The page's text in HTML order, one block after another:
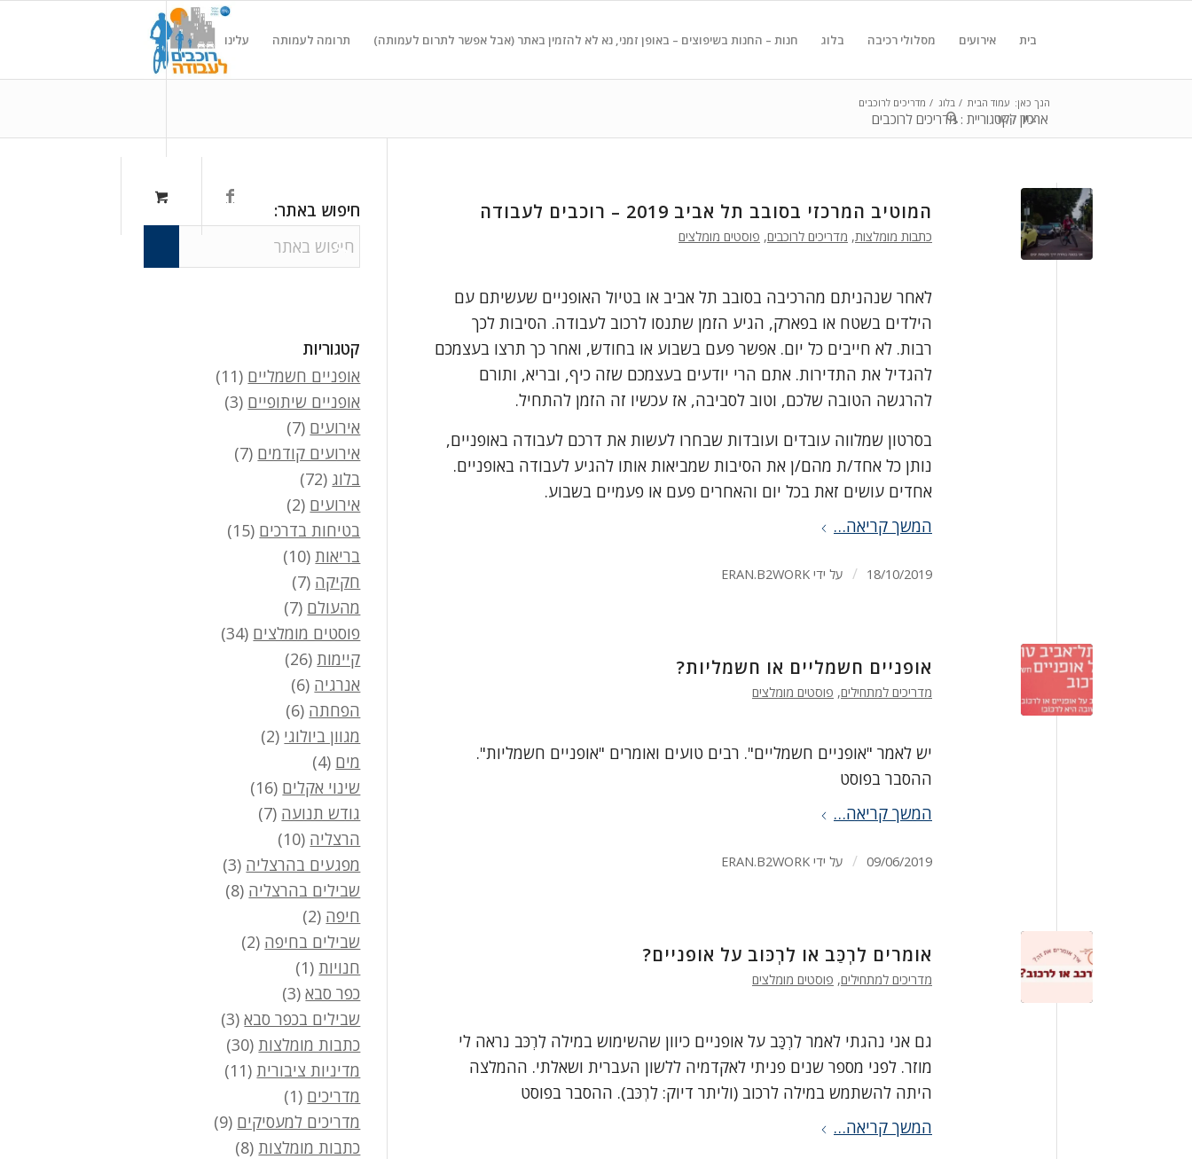
בית אירועים מסלולי רכיבה בלוג חנות – החנות בשיפוצים – באופן זמני, נא לא להזמין באתר (אבל אפשר לתרום לעמותה) תרומה לעמותה עלינו
צור קשר
ארכיון לקטגוריית : מדריכים לרוכבים
הנך כאן: עמוד הבית / בלוג / מדריכים לרוכבים
המוטיב המרכזי בסובב תל אביב 2019 – רוכבים לעבודה
כתבות מומלצות, מדריכים לרוכבים, פוסטים מומלצים
לאחר שנהניתם מהרכיבה בסובב תל אביב או בטיול האופניים שעשיתם עם
הילדים בשטח או בפארק, הגיע הזמן שתנסו לרכוב לעבודה. הסיבות לכך
רבות. לא חייבים כל יום. אפשר פעם בשבוע או בחודש, ואחר כך תרצו בעצמכם
להגדיל את התדירות. אתם הרי יודעים בעצמכם שזה כיף, ובריא, ותורם
להרגשה הטובה שלכם, וטוב לסביבה, אז עכשיו זה הזמן להתחיל.
בסרטון שמלווה עובדים ועובדות שבחרו לעשות את דרכם לעבודה באופניים,
נותן כל אחד/ת מהם/ן את הסיבות שמביאות אותו להגיע לעבודה באופניים.
אחדים עושים זאת בכל יום והאחרים פעם או פעמיים בשבוע.
המשך קריאה…
18/10/2019
/ על ידי ERAN.B2WORK
אופניים חשמליים או חשמליות?
מדריכים למתחילים, פוסטים מומלצים
יש לאמר "אופניים חשמליים". רבים טועים ואומרים "אופניים חשמליות".
ההסבר בפוסט
המשך קריאה…
09/06/2019
/ על ידי ERAN.B2WORK
אומרים לִרְכַּב או לִרְכּוב על אופניים?
מדריכים למתחילים, פוסטים מומלצים
גם אני נהגתי לאמר לִרְכַּב על אופניים כיוון שהשימוש במילה לִרְכֹּב נראה לי
מוזר. לפני מספר שנים פניתי לאקדמיה ללשון העברית ושאלתי. ההמלצה
היתה להשתמש במילה לרכוב (וליתר דיוק: לִרְכֹּב). ההסבר בפוסט
המשך קריאה…
חיפוש באתר:
קטגוריות
אופניים חשמליים (11)
אופניים שיתופיים (3)
אירועים (7)
אירועים קודמים (7)
בלוג (72)
אירועים (2)
בטיחות בדרכים (15)
בריאות(10)
חקיקה (7)
מהעולם (7)
פוסטים מומלצים (34)
קיימות(26)
אנרגיה (6)
הפחתה (6)
מגוון ביולוגי (2)
מים (4)
שינוי אקלים (16)
גודש תנועה (7)
הרצליה (10)
מפגעים בהרצליה (3)
שבילים בהרצליה (8)
חיפה (2)
שבילים בחיפה (2)
חנויות(1)
כפר סבא(3)
שבילים בכפר סבא(3)
כתבות מומלצות(30)
מדיניות ציבורית(11)
מדריכים (1)
מדריכים למעסיקים (9)
כתבות מומלצות(8)